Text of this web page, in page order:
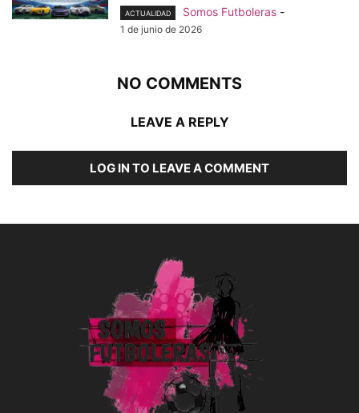
ACTUALIDAD Somos Futboleras -
1 de junio de 2026
NO COMMENTS
LEAVE A REPLY
LOG IN TO LEAVE A COMMENT